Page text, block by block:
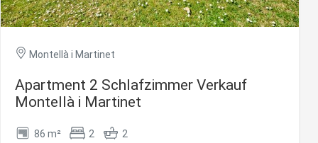
Montellà i Martinet
Apartment 2 Schlafzimmer Verkauf
Montellà i Martinet
86 m² 2 2